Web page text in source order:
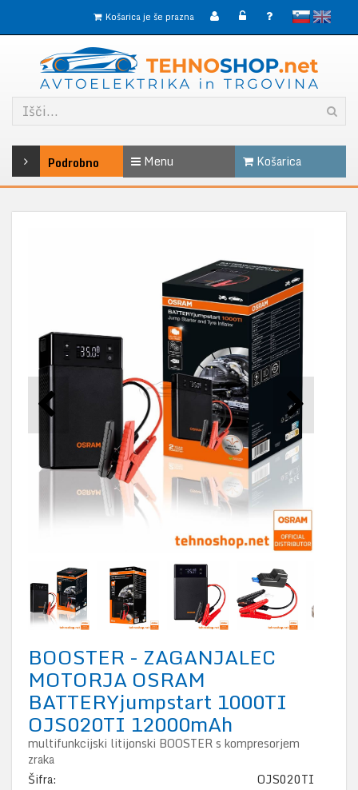
slovenskoEnglish
Košarica je še prazna
Podrobno Menu Košarica
BOOSTER - ZAGANJALEC
MOTORJA OSRAM
BATTERYjumpstart 1000TI
OJS020TI 12000mAh
multifunkcijski litijonski BOOSTER s kompresorjem
zraka
Šifra:
OJS020TI